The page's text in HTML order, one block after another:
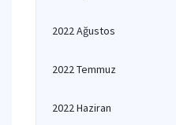
2022 Ağustos
2022 Temmuz
2022 Haziran